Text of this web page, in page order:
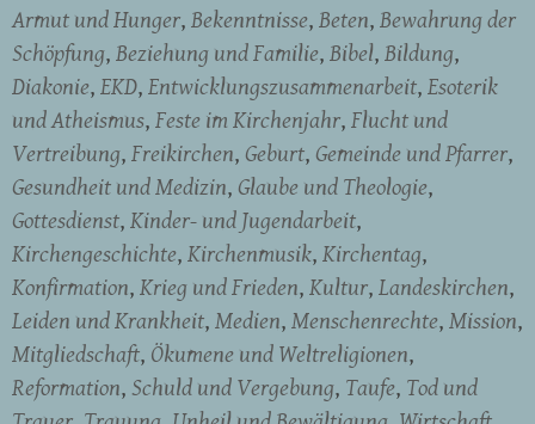
Armut und Hunger Bekenntnisse Beten Bewahrung der
Schöpfung Beziehung und Familie Bibel Bildung
Diakonie EKD Entwicklungszusammenarbeit Esoterik
und Atheismus Feste im Kirchenjahr Flucht und
Vertreibung Freikirchen Geburt Gemeinde und Pfarrer
Gesundheit und Medizin Glaube und Theologie
Gottesdienst Kinder- und Jugendarbeit
Kirchengeschichte Kirchenmusik Kirchentag
Konfirmation Krieg und Frieden Kultur Landeskirchen
Leiden und Krankheit Medien Menschenrechte Mission
Mitgliedschaft Ökumene und Weltreligionen
Reformation Schuld und Vergebung Taufe Tod und